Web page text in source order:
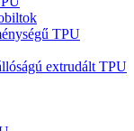
TPU
extrudált TPU